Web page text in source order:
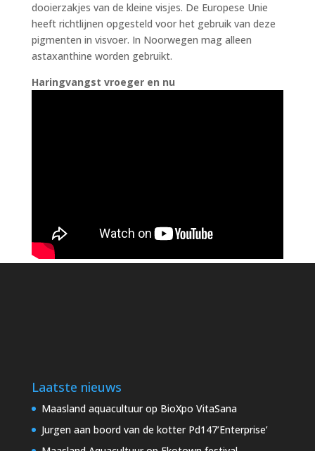
dooierzakjes van de kleine visjes. De Europese Unie
heeft richtlijnen opgesteld voor het gebruik van deze
pigmenten in visvoer. In Noorwegen mag alleen
astaxanthine worden gebruikt.
Haringvangst vroeger en nu
Laatste nieuws
Maasland aquacultuur op BioXpo VitaSana
Jurgen aan boord van de kotter Pd147’Enterprise’